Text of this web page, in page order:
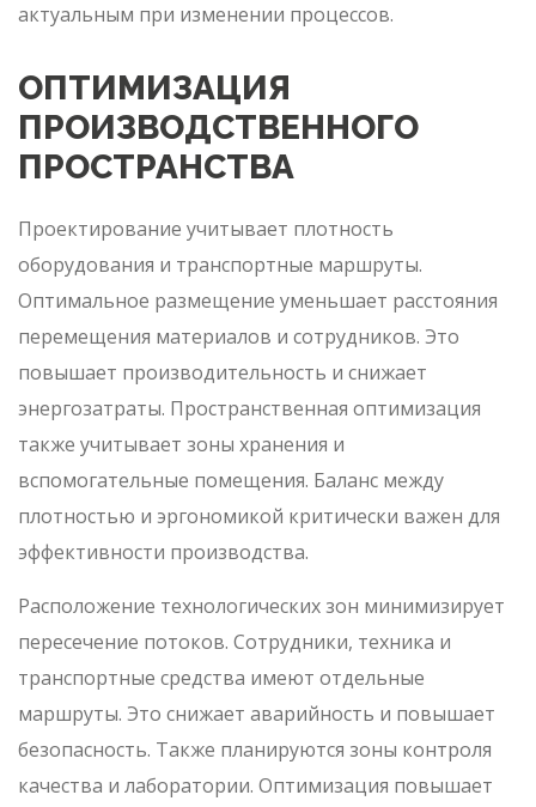
актуальным при изменении процессов.
ОПТИМИЗАЦИЯ
ПРОИЗВОДСТВЕННОГО
ПРОСТРАНСТВА
Проектирование учитывает плотность
оборудования и транспортные маршруты.
Оптимальное размещение уменьшает расстояния
перемещения материалов и сотрудников. Это
повышает производительность и снижает
энергозатраты. Пространственная оптимизация
также учитывает зоны хранения и
вспомогательные помещения. Баланс между
плотностью и эргономикой критически важен для
эффективности производства.
Расположение технологических зон минимизирует
пересечение потоков. Сотрудники, техника и
транспортные средства имеют отдельные
маршруты. Это снижает аварийность и повышает
безопасность. Также планируются зоны контроля
качества и лаборатории. Оптимизация повышает